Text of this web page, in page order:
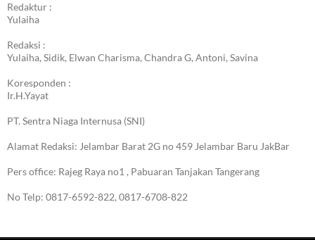
Redaktur :
Yulaiha
Redaksi :
Yulaiha, Sidik, Elwan Charisma, Chandra G, Antoni, Savina
Koresponden :
Ir.H.Yayat
PT. Sentra Niaga Internusa (SNI)
Alamat Redaksi: Jelambar Barat 2G no 459 Jelambar Baru JakBar
Pers office: Rajeg Raya no1 , Pabuaran Tanjakan Tangerang
No Telp: 0817-6592-822, 0817-6708-822